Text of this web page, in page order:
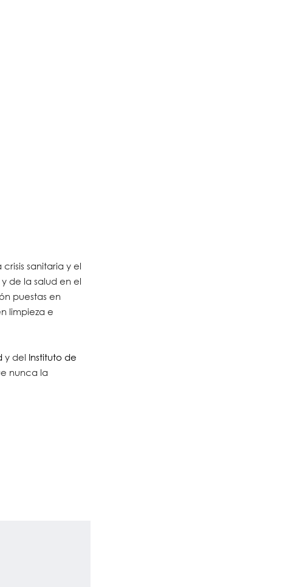
sanitaria y el
de la salud en el
puestas en
limpieza e
y del Instituto de
nunca la